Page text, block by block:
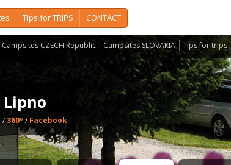
Tips for TRIPS CONTACT
Campsites CZECH Republic Campsites SLOVAKIA Tips for trips
/360º /Facebook